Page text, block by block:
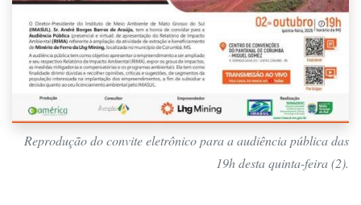
Reprodução do convite eletrônico para a audiência pública das
19h desta quinta-feira (2).